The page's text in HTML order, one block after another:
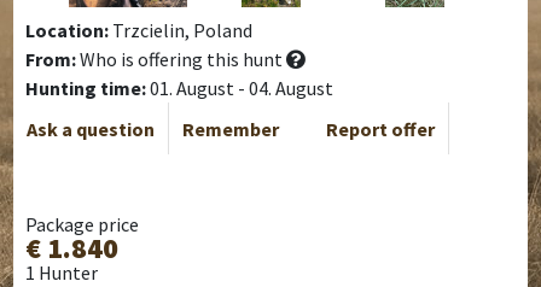
Location: Trzcielin, Poland
From:Who is offering this hunt
Hunting time:01. August - 04. August
Ask a question
Remember Report offer
Package price
€ 1.840
1 Hunter